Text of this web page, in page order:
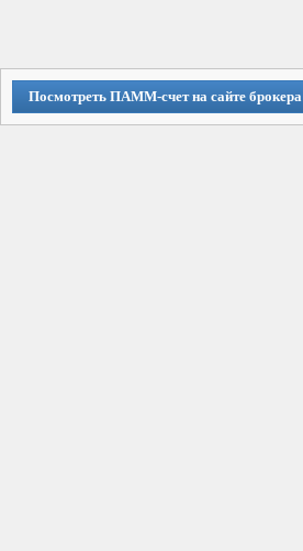
Посмотреть ПАММ-счет на сайте брокера